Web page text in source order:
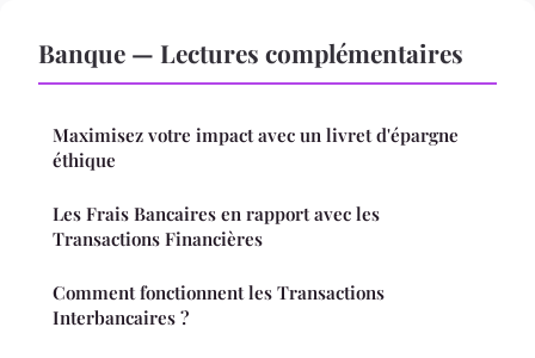
Banque — Lectures complémentaires
Maximisez votre impact avec un livret d'épargne
éthique
Les Frais Bancaires en rapport avec les
Transactions Financières
Comment fonctionnent les Transactions
Interbancaires ?